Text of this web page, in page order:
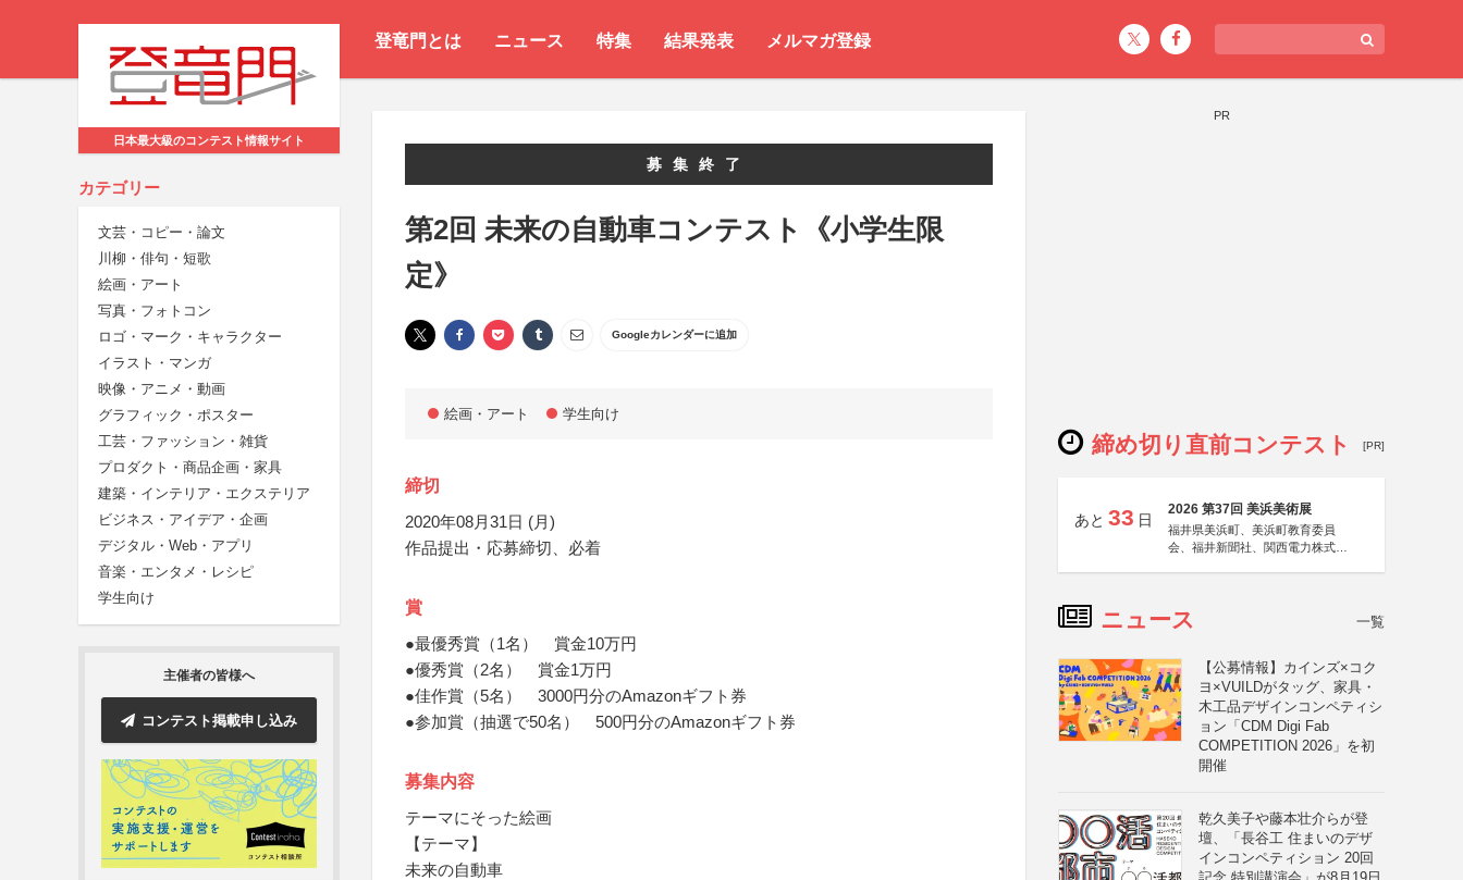
登竜門とは ニュース 特集 結果発表 メルマガ登録
日本最大級のコンテスト情報サイト
カテゴリー
文芸・コピー・論文
川柳・俳句・短歌
絵画・アート
写真・フォトコン
ロゴ・マーク・キャラクター
イラスト・マンガ
映像・アニメ・動画
グラフィック・ポスター
工芸・ファッション・雑貨
プロダクト・商品企画・家具
建築・インテリア・エクステリア
ビジネス・アイデア・企画
デジタル・Web・アプリ
音楽・エンタメ・レシピ
学生向け
主催者の皆様へ
コンテスト掲載申し込み
募集終了
第2回 未来の自動車コンテスト《小学生限
定》
Googleカレンダーに追加
絵画・アート 学生向け
締切
2020年08月31日 (月)
作品提出・応募締切、必着
賞
●最優秀賞（1名） 賞金10万円
●優秀賞（2名） 賞金1万円
●佳作賞（5名） 3000円分のAmazonギフト券
●参加賞（抽選で50名） 500円分のAmazonギフト券
募集内容
テーマにそった絵画
【テーマ】
未来の自動車
PR
締め切り直前コンテスト [PR]
あと 33 日
2026 第37回 美浜美術展
福井県美浜町、美浜町教育委員
会、福井新聞社、関西電力株式会
ニュース 一覧
【公募情報】カインズ×コク
ヨ×VUILDがタッグ、家具・
木工品デザインコンペティシ
ョン「CDM Digi Fab
COMPETITION 2026」を初
開催
乾久美子や藤本壮介らが登
壇、「長谷工 住まいのデザ
インコンペティション 20回